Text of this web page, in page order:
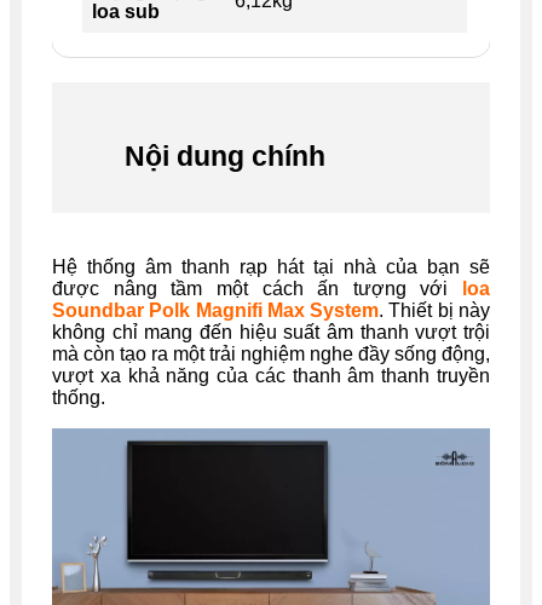
loa sub
Nội dung chính
Hệ thống âm thanh rạp hát tại nhà của bạn sẽ
được nâng tầm một cách ấn tượng với
loa
Soundbar Polk Magnifi Max System. Thiết bị này
không chỉ mang đến hiệu suất âm thanh vượt trội
mà còn tạo ra một trải nghiệm nghe đầy sống động,
vượt xa khả năng của các thanh âm thanh truyền
thống.